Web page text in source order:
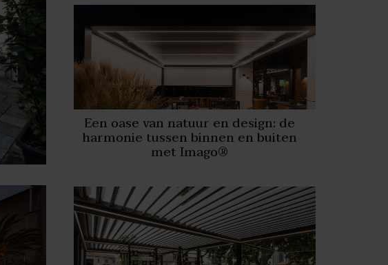
Een oase van natuur en design: de
harmonie tussen binnen en buiten
met Imago®